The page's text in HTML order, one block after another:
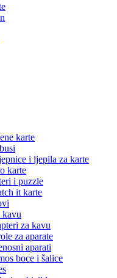
karte
i ljepila za karte
karte
i puzzle
it karte
kavu
za kavu
za aparate
aparati
boce i šalice